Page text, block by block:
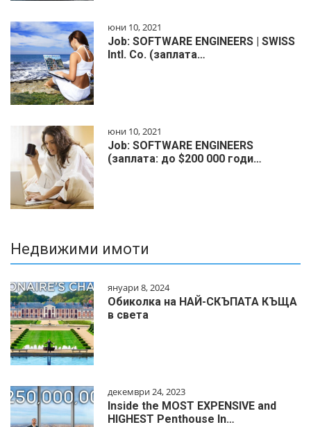
юни 10, 2021
Job: SOFTWARE ENGINEERS | SWISS
Intl. Co. (заплата…
юни 10, 2021
Job: SOFTWARE ENGINEERS
(заплата: до $200 000 годи…
Недвижими имоти
януари 8, 2024
Обиколка на НАЙ-СКЪПАТА КЪЩА
в света
декември 24, 2023
Inside the MOST EXPENSIVE and
HIGHEST Penthouse In…